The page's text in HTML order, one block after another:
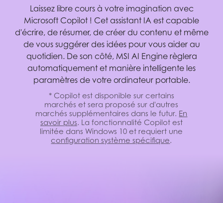
Laissez libre cours à votre imagination avec
Microsoft Copilot ! Cet assistant IA est capable
d'écrire, de résumer, de créer du contenu et même
de vous suggérer des idées pour vous aider au
quotidien. De son côté, MSI AI Engine règlera
automatiquement et manière intelligente les
paramètres de votre ordinateur portable.
* Copilot est disponible sur certains
marchés et sera proposé sur d'autres
marchés supplémentaires dans le futur. En
savoir plus. La fonctionnalité Copilot est
limitée dans Windows 10 et requiert une
configuration système spécifique.